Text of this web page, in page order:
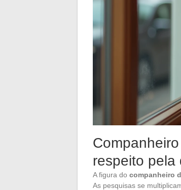
respeito pela
A figura do companheiro
As pesquisas se